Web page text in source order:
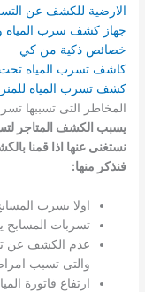
الارضية للكشف عن
جهاز كشف سرب المياه
خصائص ذكية من كي
كاشف تسرب المياه تحت
كشف تسرب المياه
المخاطر التى تسببها
يسبب الكشف المتاجر
نستغنى عنها اذا قمنا
فنذكر منها:
اولا تسرب
تسربات المسابح
عدم الكشف عن
والتى تسبب
ارتفاع فاتورة